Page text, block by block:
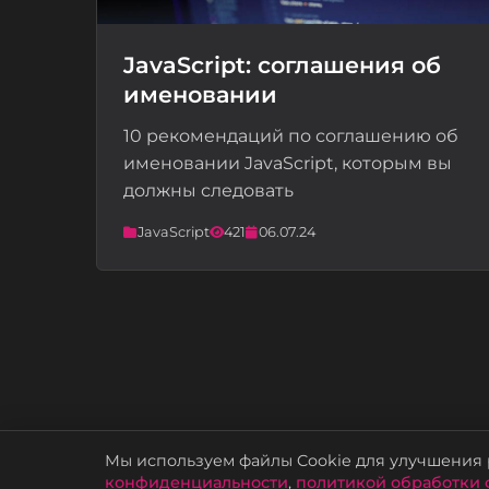
📝
JavaScript: соглашения об
именовании
10 рекомендаций по соглашению об
именовании JavaScript, которым вы
должны следовать
JavaScript 421 06.07.24
Мы используем файлы Cookie для улучшения
конфиденциальности, политикой обработки